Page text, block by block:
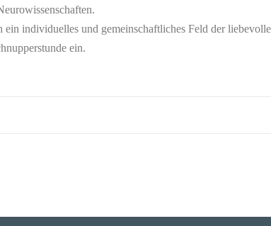
individuelles und gemeinschaftliches Feld der
ein.